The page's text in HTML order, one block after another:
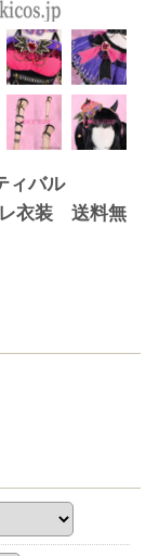
ィバル
衣装 送料無